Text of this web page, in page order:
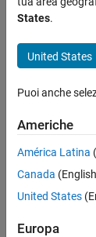
ーション
Simscape
の​ジョイ
ントブロ
ックの​設
定値を変
更した
States.
United States
Puoi anche
Americhe
América Latina
Canada
United States
Europa